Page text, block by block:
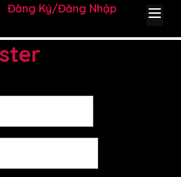
Đăng Ký Đăng Nhập